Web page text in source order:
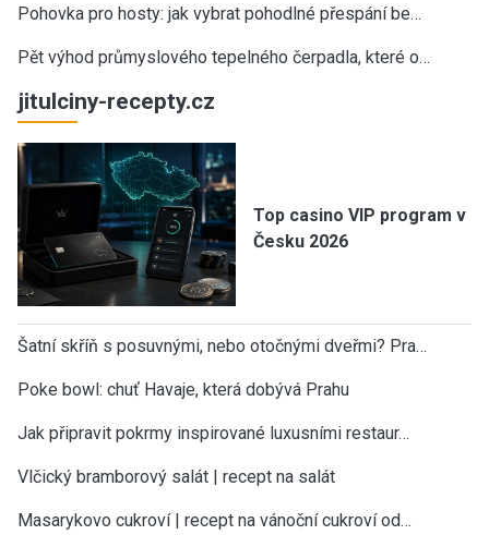
Pohovka pro hosty: jak vybrat pohodlné přespání be…
Pět výhod průmyslového tepelného čerpadla, které o…
jitulciny-recepty.cz
Top casino VIP program v
Česku 2026
Šatní skříň s posuvnými, nebo otočnými dveřmi? Pra…
Poke bowl: chuť Havaje, která dobývá Prahu
Jak připravit pokrmy inspirované luxusními restaur…
Vlčický bramborový salát | recept na salát
Masarykovo cukroví | recept na vánoční cukroví od…